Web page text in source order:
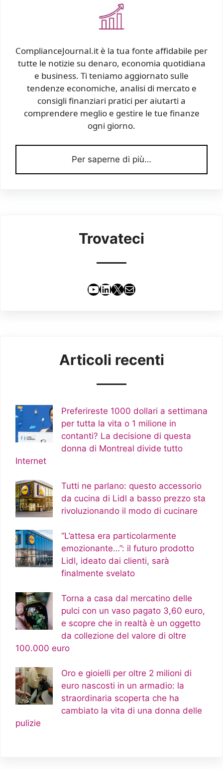
ComplianceJournal.it è la tua fonte affidabile per
tutte le notizie su denaro, economia quotidiana
e business. Ti teniamo aggiornato sulle
tendenze economiche, analisi di mercato e
consigli finanziari pratici per aiutarti a
comprendere meglio e gestire le tue finanze
ogni giorno.
Per saperne di più…
Trovateci
YouTube
LinkedIn
X Email
Articoli recenti
Preferireste 1000 dollari a settimana
per tutta la vita o 1 milione in
contanti? La decisione di questa
donna di Montreal divide tutto
Internet
Tutti ne parlano: questo accessorio
da cucina di Lidl a basso prezzo sta
rivoluzionando il modo di cucinare
“L’attesa era particolarmente
emozionante…”: il futuro prodotto
Lidl, ideato dai clienti, sarà
finalmente svelato
Torna a casa dal mercatino delle
pulci con un vaso pagato 3,60 euro,
e scopre che in realtà è un oggetto
da collezione del valore di oltre
100.000 euro
Oro e gioielli per oltre 2 milioni di
euro nascosti in un armadio: la
straordinaria scoperta che ha
cambiato la vita di una donna delle
pulizie